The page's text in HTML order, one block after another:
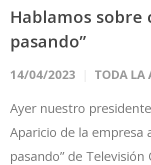
Hablamos sobre
pasando”
14/04/2023 TODA LA
Ayer nuestro
Aparicio de la empresa
pasando” de